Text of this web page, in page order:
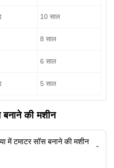
10 साल
8 साल
6 साल
5 साल
बनाने की मशीन
में टमाटर सॉस बनाने की मशीन
-